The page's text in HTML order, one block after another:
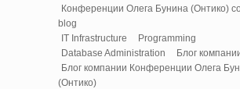
Конференции Олега Бунина (Онтико)
blog
IT Infrastructure
Programming
Database Administration
Блог
Блог компании Конференции Олега
(Онтико)